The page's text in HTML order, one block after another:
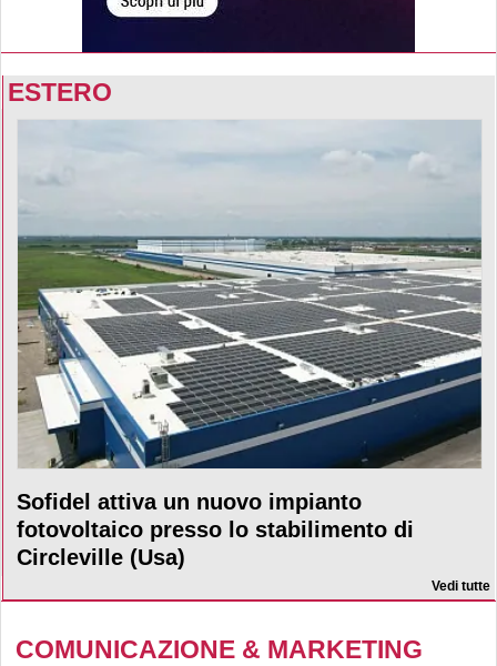
ESTERO
Sofidel attiva un nuovo impianto
fotovoltaico presso lo stabilimento di
Circleville (Usa)
Vedi tutte
COMUNICAZIONE & MARKETING